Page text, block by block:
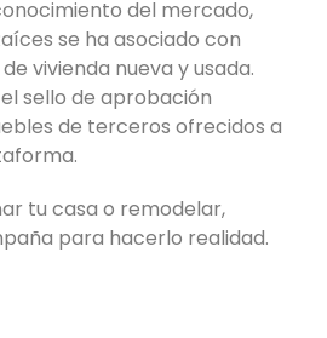
del mercado,
se ha asociado con
vivienda nueva y usada.
sello de aprobación
de terceros ofrecidos a
tu casa o remodelar,
para hacerlo realidad.